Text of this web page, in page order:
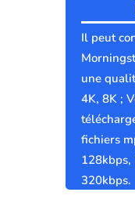
Il peut
une
4K, 8K ;
fichiers
128kbps,
320kbps.